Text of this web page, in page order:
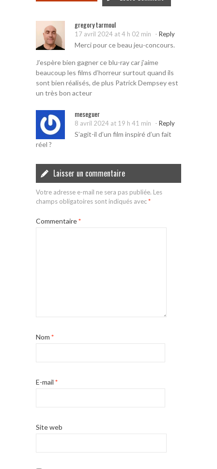
gregory tarmoul
17 avril 2024 at 4 h 02 min - Reply
Merci pour ce beau jeu-concours.
J’espère bien gagner ce blu-ray car j’aime
beaucoup les films d’horreur surtout quand ils
sont bien réalisés, de plus Patrick Dempsey est
un très bon acteur
meseguer
8 avril 2024 at 19 h 41 min - Reply
S’agit-il d’un film inspiré d’un fait
réel ?
Laisser un commentaire
Votre adresse e-mail ne sera pas publiée. Les
champs obligatoires sont indiqués avec*
Commentaire*
Nom *
E-mail *
Site web